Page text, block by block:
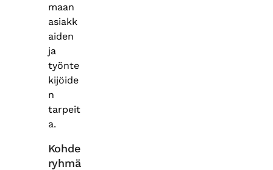
maan
asiakk
aiden
ja
työnte
kijöide
n
tarpeit
a.
Kohde
ryhmä